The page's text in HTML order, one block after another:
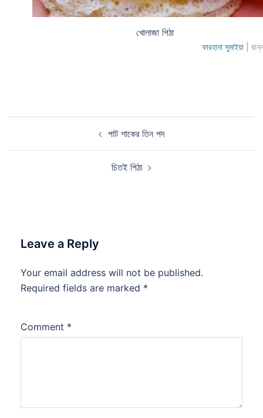
খোলাজা পিঠা
ফারহানা সুমাইয়া |
পাট শাকের তিন পদ
চিতই পিঠা
Leave a Reply
Your email address will not be published.
Required fields are marked *
Comment *